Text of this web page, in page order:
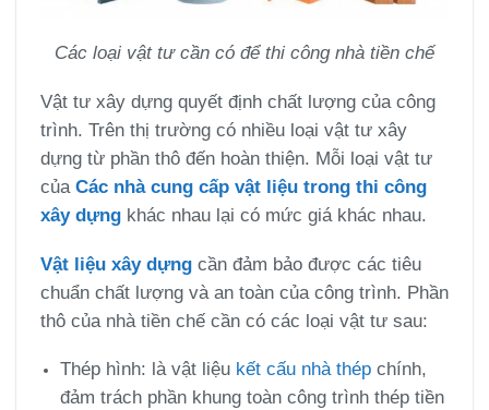
Các loại vật tư cần có để thi công nhà tiền chế
Vật tư xây dựng quyết định chất lượng của công
trình. Trên thị trường có nhiều loại vật tư xây
dựng từ phần thô đến hoàn thiện. Mỗi loại vật tư
của Các nhà cung cấp vật liệu trong thi công
xây dựngkhác nhau lại có mức giá khác nhau.
Vật liệu xây dựng cần đảm bảo được các tiêu
chuẩn chất lượng và an toàn của công trình. Phần
thô của nhà tiền chế cần có các loại vật tư sau:
Thép hình: là vật liệu kết cấu nhà thép chính,
đảm trách phần khung toàn công trình thép tiền